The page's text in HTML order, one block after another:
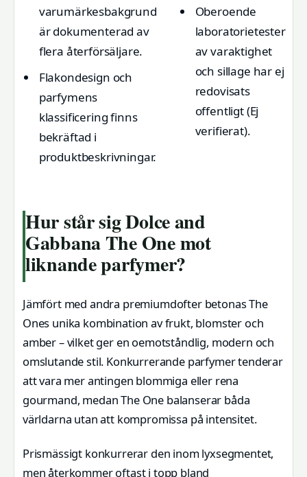
varumärkesbakgrund
är dokumenterad av
flera återförsäljare.
Flakondesign och
parfymens
klassificering finns
bekräftad i
produktbeskrivningar.
Oberoende
laboratorietester
av varaktighet
och sillage har ej
redovisats
offentligt (Ej
verifierat).
Hur står sig Dolce and
Gabbana The One mot
liknande parfymer?
Jämfört med andra premiumdofter betonas The
Ones unika kombination av frukt, blomster och
amber – vilket ger en oemotståndlig, modern och
omslutande stil. Konkurrerande parfymer tenderar
att vara mer antingen blommiga eller rena
gourmand, medan The One balanserar båda
världarna utan att kompromissa på intensitet.
Prismässigt konkurrerar den inom lyxsegmentet,
men återkommer oftast i topp bland